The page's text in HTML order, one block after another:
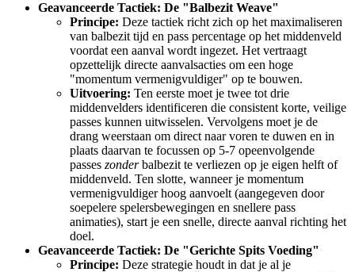
Geavanceerde Tactiek: De "Balbezit Weave"
Principe: Deze tactiek richt zich op het maximaliseren
van balbezit tijd en pass percentage op het middenveld
voordat een aanval wordt ingezet. Het vertraagt ​​
opzettelijk directe aanvalsacties om een ​​hoge
"momentum vermenigvuldiger" op te bouwen.
Uitvoering: Ten eerste moet je twee tot drie
middenvelders identificeren die consistent korte, veilige
passes kunnen uitwisselen. Vervolgens moet je de
drang weerstaan ​​om direct naar voren te duwen en in
plaats daarvan te focussen op 5-7 opeenvolgende
passes zonderbalbezit te verliezen op je eigen helft of
middenveld. Ten slotte, wanneer je momentum
vermenigvuldiger hoog aanvoelt (aangegeven door
soepelere spelersbewegingen en snellere pass
animaties), start je een snelle, directe aanval richting het
doel.
Geavanceerde Tactiek: De "Gerichte Spits Voeding"
Principe: Deze strategie houdt in dat je al je